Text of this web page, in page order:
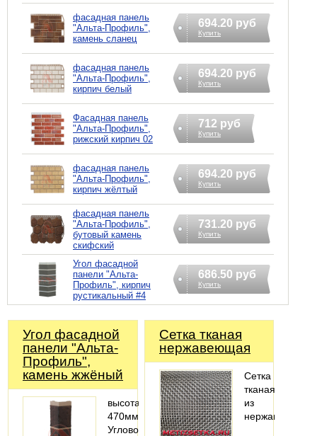
фасадная панель
"Альта-Профиль",
камень сланец
694.20 руб
Купить
фасадная панель
"Альта-Профиль",
кирпич белый
694.20 руб
Купить
Фасадная панель
"Альта-Профиль",
рижский кирпич 02
712 руб
Купить
фасадная панель
"Альта-Профиль",
кирпич жёлтый
694.20 руб
Купить
фасадная панель
"Альта-Профиль",
бутовый камень
скифский
731.20 руб
Купить
Угол фасадной
панели "Альта-
Профиль", кирпич
рустикальный #4
686.50 руб
Купить
Угол фасадной
панели "Альта-
Профиль",
камень жжёный
высота:
470мм
Угловой
Сетка тканая
нержавеющая
Сетка
тканая
из
нержавейки